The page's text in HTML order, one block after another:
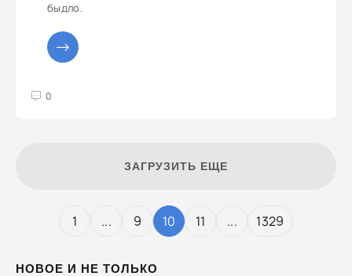
НОВОЕ И НЕ ТОЛЬКО
быдло.
0
5
ЗАГРУЗИТЬ ЕЩЕ
1 ... 9 10 11 ... 1329